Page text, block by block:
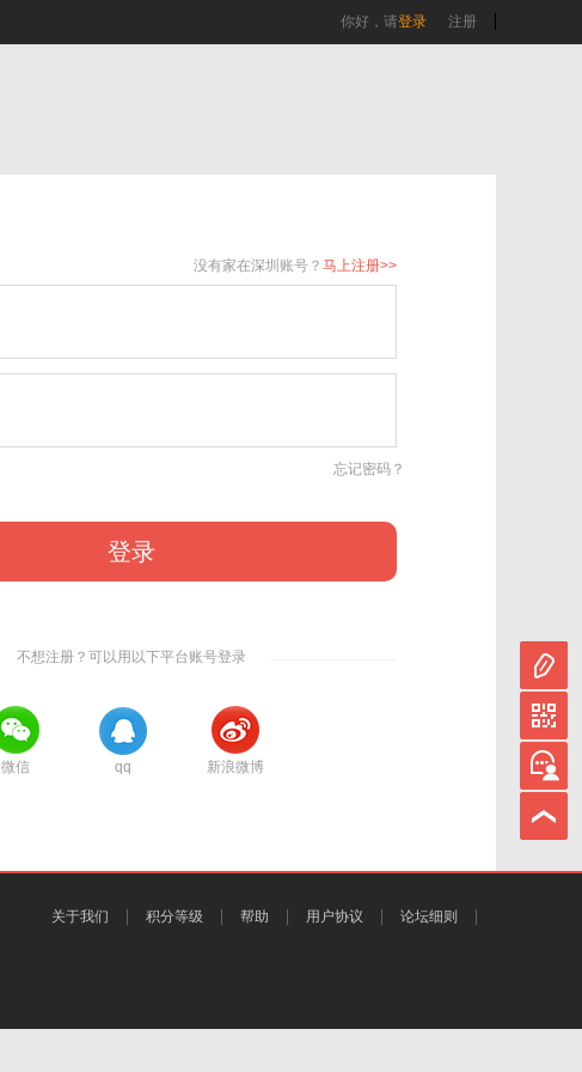
你好，请登录 注册
没有家在深圳账号？ 马上注册>>
忘记密码？
登录
不想注册？可以用以下平台账号登录
微信 qq 新浪微博
关于我们 积分等级 帮助 用户协议 论坛细则